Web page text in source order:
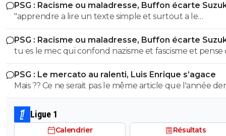
l'histoire puisque meme un élève de 3eme sait que le
nazisme c'est pas en Italie contrairement à toi l'ane du
! Ca se voit que t'es l'électeur moyen de LFI, un mec plus
bete que la moyenne et pas assez cultivé !! Tu viens de le
démontrer ici abruti ! putain tes parents t'ont fini à la
c'est pas possible....tu démontres que tu connais rien à
l'ignorant qui manque cruellement de culture veut
donner des cours mdr
PSG : Racisme ou maladresse, Buffon écarte
"apprendre a lire un texte simple et surtout a le
comprendre" dixit le mec qui pensait que le nazisme
en italie mdr On sent le petit lfiste frustré ! va picoler tes 8.6 le
mongolien qui voit des fachos partout tes parents t'ont
la pisse toi c'est évident
PSG : Racisme ou maladresse, Buffon écarte
tu es le mec qui confond nazisme et fascisme et pense
c'est la meme chose mdr Tu m'auras bien fait rire à prouver
par toi meme que t'es un putain d'ignare ! Retourne au
collège apprendre les lecons que tu as oublié petit
PSG : Le mercato au ralenti, Luis Enrique s’agace
Mais ?? Ce ne serait pas le même article que l'année
a la même époque??!! 😂
Ligue 1
Calendrier Résultats